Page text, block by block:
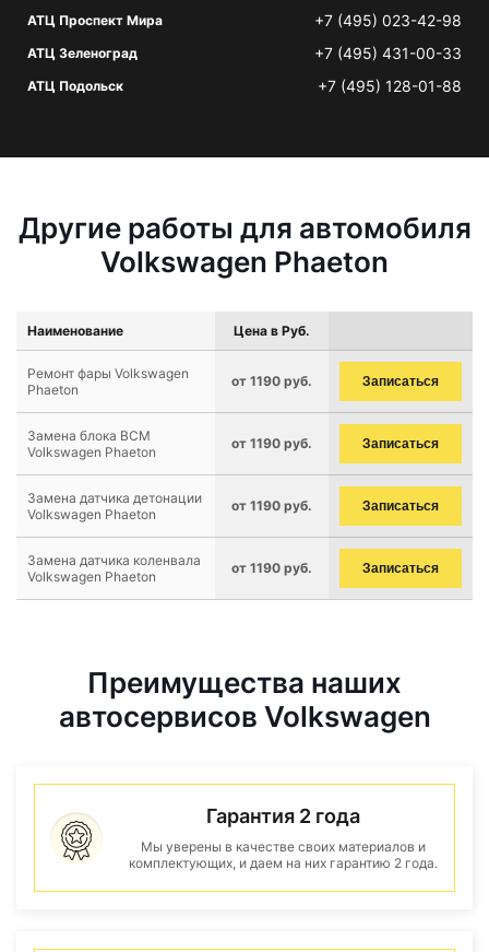
АТЦ Проспект Мира +7 (495) 023-42-98
АТЦ Зеленоград +7 (495) 431-00-33
АТЦ Подольск +7 (495) 128-01-88
Другие работы для автомобиля
Volkswagen Phaeton
Наименование Цена в Руб.
Ремонт фары Volkswagen
Phaeton
от 1190 руб. Записаться
Замена блока BCM
Volkswagen Phaeton
от 1190 руб. Записаться
Замена датчика детонации
Volkswagen Phaeton
от 1190 руб. Записаться
Замена датчика коленвала
Volkswagen Phaeton
от 1190 руб. Записаться
Преимущества наших
автосервисов Volkswagen
Гарантия 2 года
Мы уверены в качестве своих материалов и
комплектующих, и даем на них гарантию 2 года.